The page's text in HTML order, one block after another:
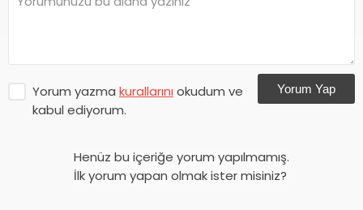
Yorum yazma kurallarını okudum ve
kabul ediyorum.
Yorum Yap
Henüz bu içeriğe yorum yapılmamış.
İlk yorum yapan olmak ister misiniz?